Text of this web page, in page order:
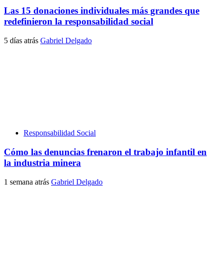
Las 15 donaciones individuales más grandes que
redefinieron la responsabilidad social
5 días atrás Gabriel Delgado
Responsabilidad Social
Cómo las denuncias frenaron el trabajo infantil en
la industria minera
1 semana atrás Gabriel Delgado